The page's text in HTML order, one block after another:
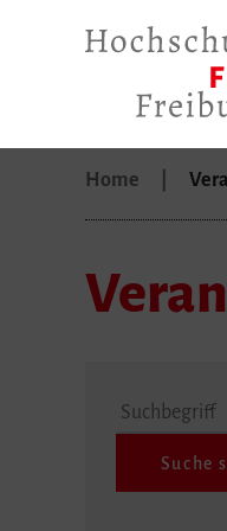
Home
Suchbegriff